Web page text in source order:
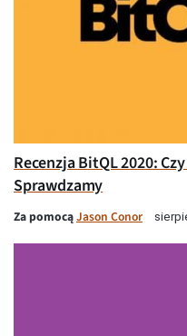
Recenzja BitQL 2020:
Sprawdzamy
Za pomocąJason Conor